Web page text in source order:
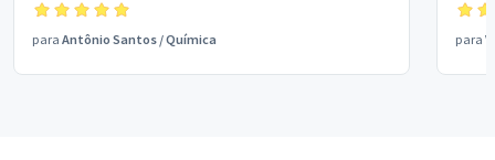
para Antônio Santos /Química para